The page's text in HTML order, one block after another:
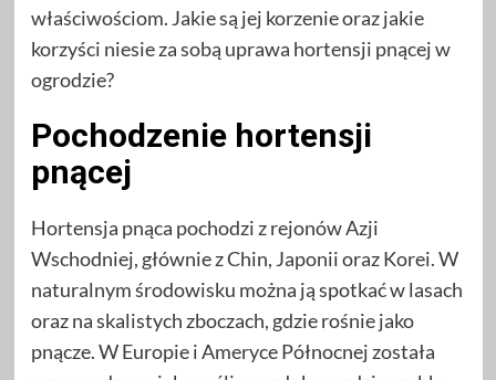
właściwościom. Jakie są jej korzenie oraz jakie
korzyści niesie za sobą uprawa hortensji pnącej w
ogrodzie?
Pochodzenie hortensji
pnącej
Hortensja pnąca pochodzi z rejonów Azji
Wschodniej, głównie z Chin, Japonii oraz Korei. W
naturalnym środowisku można ją spotkać w lasach
oraz na skalistych zboczach, gdzie rośnie jako
pnącze. W Europie i Ameryce Północnej została